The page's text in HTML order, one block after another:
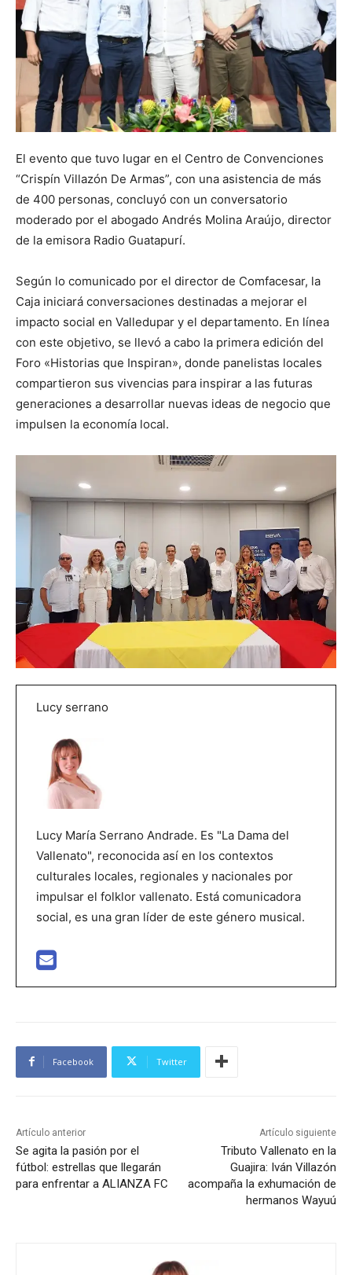
El evento que tuvo lugar en el Centro de Convenciones
“Crispín Villazón De Armas”, con una asistencia de más
de 400 personas, concluyó con un conversatorio
moderado por el abogado Andrés Molina Araújo, director
de la emisora Radio Guatapurí.
Según lo comunicado por el director de Comfacesar, la
Caja iniciará conversaciones destinadas a mejorar el
impacto social en Valledupar y el departamento. En línea
con este objetivo, se llevó a cabo la primera edición del
Foro «Historias que Inspiran», donde panelistas locales
compartieron sus vivencias para inspirar a las futuras
generaciones a desarrollar nuevas ideas de negocio que
impulsen la economía local.
Lucy serrano
Lucy María Serrano Andrade. Es "La Dama del
Vallenato", reconocida así en los contextos
culturales locales, regionales y nacionales por
impulsar el folklor vallenato. Está comunicadora
social, es una gran líder de este género musical.
Facebook Twitter
Artículo anterior
Se agita la pasión por el
fútbol: estrellas que llegarán
para enfrentar a ALIANZA FC
Artículo siguiente
Tributo Vallenato en la
Guajira: Iván Villazón
acompaña la exhumación de
hermanos Wayuú